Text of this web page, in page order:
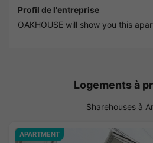
Profil de l'entreprise
OAKHOUSE will show you this
Logements à
Sharehouses à
APARTMENT